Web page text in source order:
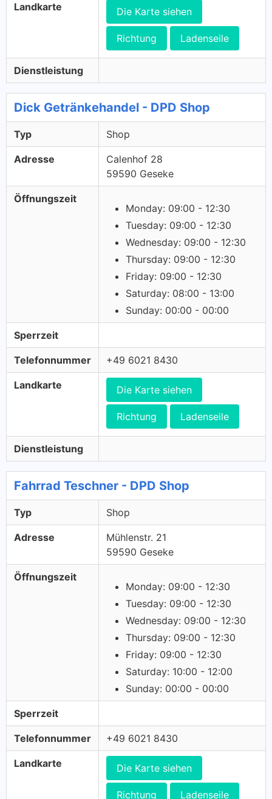
Landkarte Die Karte siehen
Richtung Ladenseile
Dienstleistung
Dick Getränkehandel - DPD Shop
Typ Shop
Adresse
Calenhof 28
59590 Geseke
Öffnungszeit
Monday: 09:00 - 12:30
Tuesday: 09:00 - 12:30
Wednesday: 09:00 - 12:30
Thursday: 09:00 - 12:30
Friday: 09:00 - 12:30
Saturday: 08:00 - 13:00
Sunday: 00:00 - 00:00
Sperrzeit
Telefonnummer +49 6021 8430
Landkarte Die Karte siehen
Richtung Ladenseile
Dienstleistung
Fahrrad Teschner - DPD Shop
Typ Shop
Adresse
Mühlenstr. 21
59590 Geseke
Öffnungszeit
Monday: 09:00 - 12:30
Tuesday: 09:00 - 12:30
Wednesday: 09:00 - 12:30
Thursday: 09:00 - 12:30
Friday: 09:00 - 12:30
Saturday: 10:00 - 12:00
Sunday: 00:00 - 00:00
Sperrzeit
Telefonnummer +49 6021 8430
Landkarte Die Karte siehen
Richtung Ladenseile